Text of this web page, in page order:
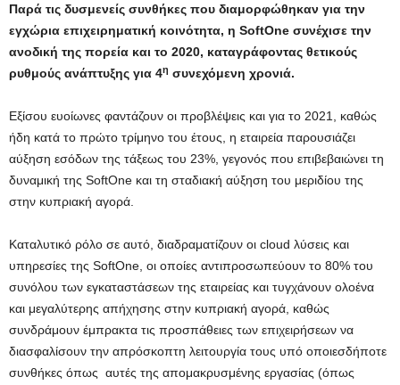
Παρά τις δυσμενείς συνθήκες που διαμορφώθηκαν για την
εγχώρια επιχειρηματική κοινότητα, η SoftOne συνέχισε την
ανοδική της πορεία και το 2020, καταγράφοντας θετικούς
ρυθμούς ανάπτυξης για 4η συνεχόμενη χρονιά.
Εξίσου ευοίωνες φαντάζουν οι προβλέψεις και για το 2021, καθώς
ήδη κατά το πρώτο τρίμηνο του έτους, η εταιρεία παρουσιάζει
αύξηση εσόδων της τάξεως του 23%, γεγονός που επιβεβαιώνει τη
δυναμική της SoftOne και τη σταδιακή αύξηση του μεριδίου της
στην κυπριακή αγορά.
Καταλυτικό ρόλο σε αυτό, διαδραματίζουν οι cloud λύσεις και
υπηρεσίες της SoftOne, οι οποίες αντιπροσωπεύουν το 80% του
συνόλου των εγκαταστάσεων της εταιρείας και τυγχάνουν ολοένα
και μεγαλύτερης απήχησης στην κυπριακή αγορά, καθώς
συνδράμουν έμπρακτα τις προσπάθειες των επιχειρήσεων να
διασφαλίσουν την απρόσκοπτη λειτουργία τους υπό οποιεσδήποτε
συνθήκες όπως αυτές της απομακρυσμένης εργασίας (όπως